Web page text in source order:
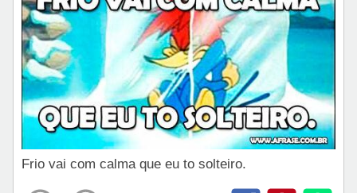
Frio vai com calma que eu to solteiro.